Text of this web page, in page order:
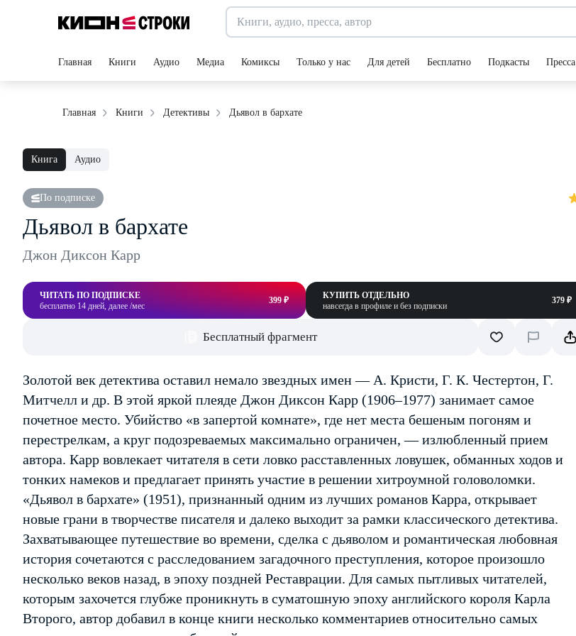
Главная Книги Аудио Медиа Комиксы Только у нас Для детей Бесплатно Подкасты Пресса
Главная Книги Детективы Дьявол в бархате
Книга Аудио
По подписке
Дьявол в бархате
Джон Диксон Карр
ЧИТАТЬ ПО ПОДПИСКЕ
бесплатно 14 дней, далее /мес
399 ₽
КУПИТЬ ОТДЕЛЬНО
навсегда в профиле и без подписки
379 ₽
Бесплатный фрагмент
Золотой век детектива оставил немало звездных имен — А. Кристи, Г. К. Честертон, Г.
Митчелл и др. В этой яркой плеяде Джон Диксон Карр (1906–1977) занимает самое
почетное место. Убийство «в запертой комнате», где нет места бешеным погоням и
перестрелкам, а круг подозреваемых максимально ограничен, — излюбленный прием
автора. Карр вовлекает читателя в сети ловко расставленных ловушек, обманных ходов и
тонких намеков и предлагает принять участие в решении хитроумной головоломки.
«Дьявол в бархате» (1951), признанный одним из лучших романов Карра, открывает
новые грани в творчестве писателя и далеко выходит за рамки классического детектива.
Захватывающее путешествие во времени, сделка с дьяволом и романтическая любовная
история сочетаются с расследованием загадочного преступления, которое произошло
несколько веков назад, в эпоху поздней Реставрации. Для самых пытливых читателей,
которым захочется глубже проникнуть в суматошную эпоху английского короля Карла
Второго, автор добавил в конце книги несколько комментариев относительно самых